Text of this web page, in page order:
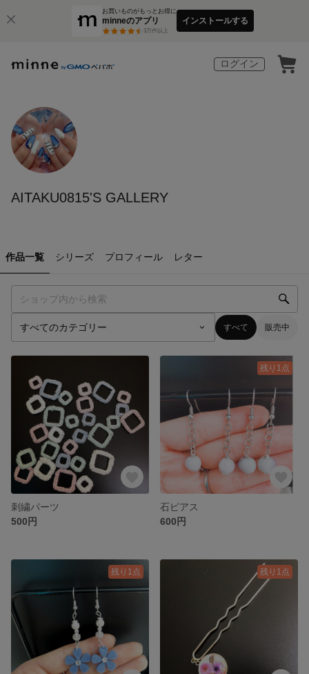
お買いものがもっとお得に
minneのアプリ
3万件以上
インストールする
ログイン
AITAKU0815'S GALLERY
作品一覧 シリーズ プロフィール レター
すべて 販売中
刺繍パーツ
500円
残り1点
石ピアス
600円
残り1点 残り1点